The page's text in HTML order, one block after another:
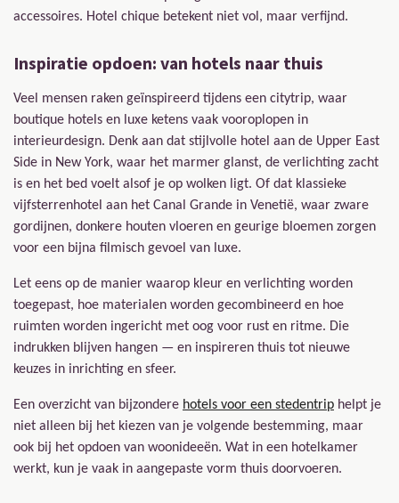
accessoires. Hotel chique betekent niet vol, maar verfijnd.
Inspiratie opdoen: van hotels naar thuis
Veel mensen raken geïnspireerd tijdens een citytrip, waar
boutique hotels en luxe ketens vaak vooroplopen in
interieurdesign. Denk aan dat stijlvolle hotel aan de Upper East
Side in New York, waar het marmer glanst, de verlichting zacht
is en het bed voelt alsof je op wolken ligt. Of dat klassieke
vijfsterrenhotel aan het Canal Grande in Venetië, waar zware
gordijnen, donkere houten vloeren en geurige bloemen zorgen
voor een bijna filmisch gevoel van luxe.
Let eens op de manier waarop kleur en verlichting worden
toegepast, hoe materialen worden gecombineerd en hoe
ruimten worden ingericht met oog voor rust en ritme. Die
indrukken blijven hangen — en inspireren thuis tot nieuwe
keuzes in inrichting en sfeer.
Een overzicht van bijzondere hotels voor een stedentrip helpt je
niet alleen bij het kiezen van je volgende bestemming, maar
ook bij het opdoen van woonideeën. Wat in een hotelkamer
werkt, kun je vaak in aangepaste vorm thuis doorvoeren.